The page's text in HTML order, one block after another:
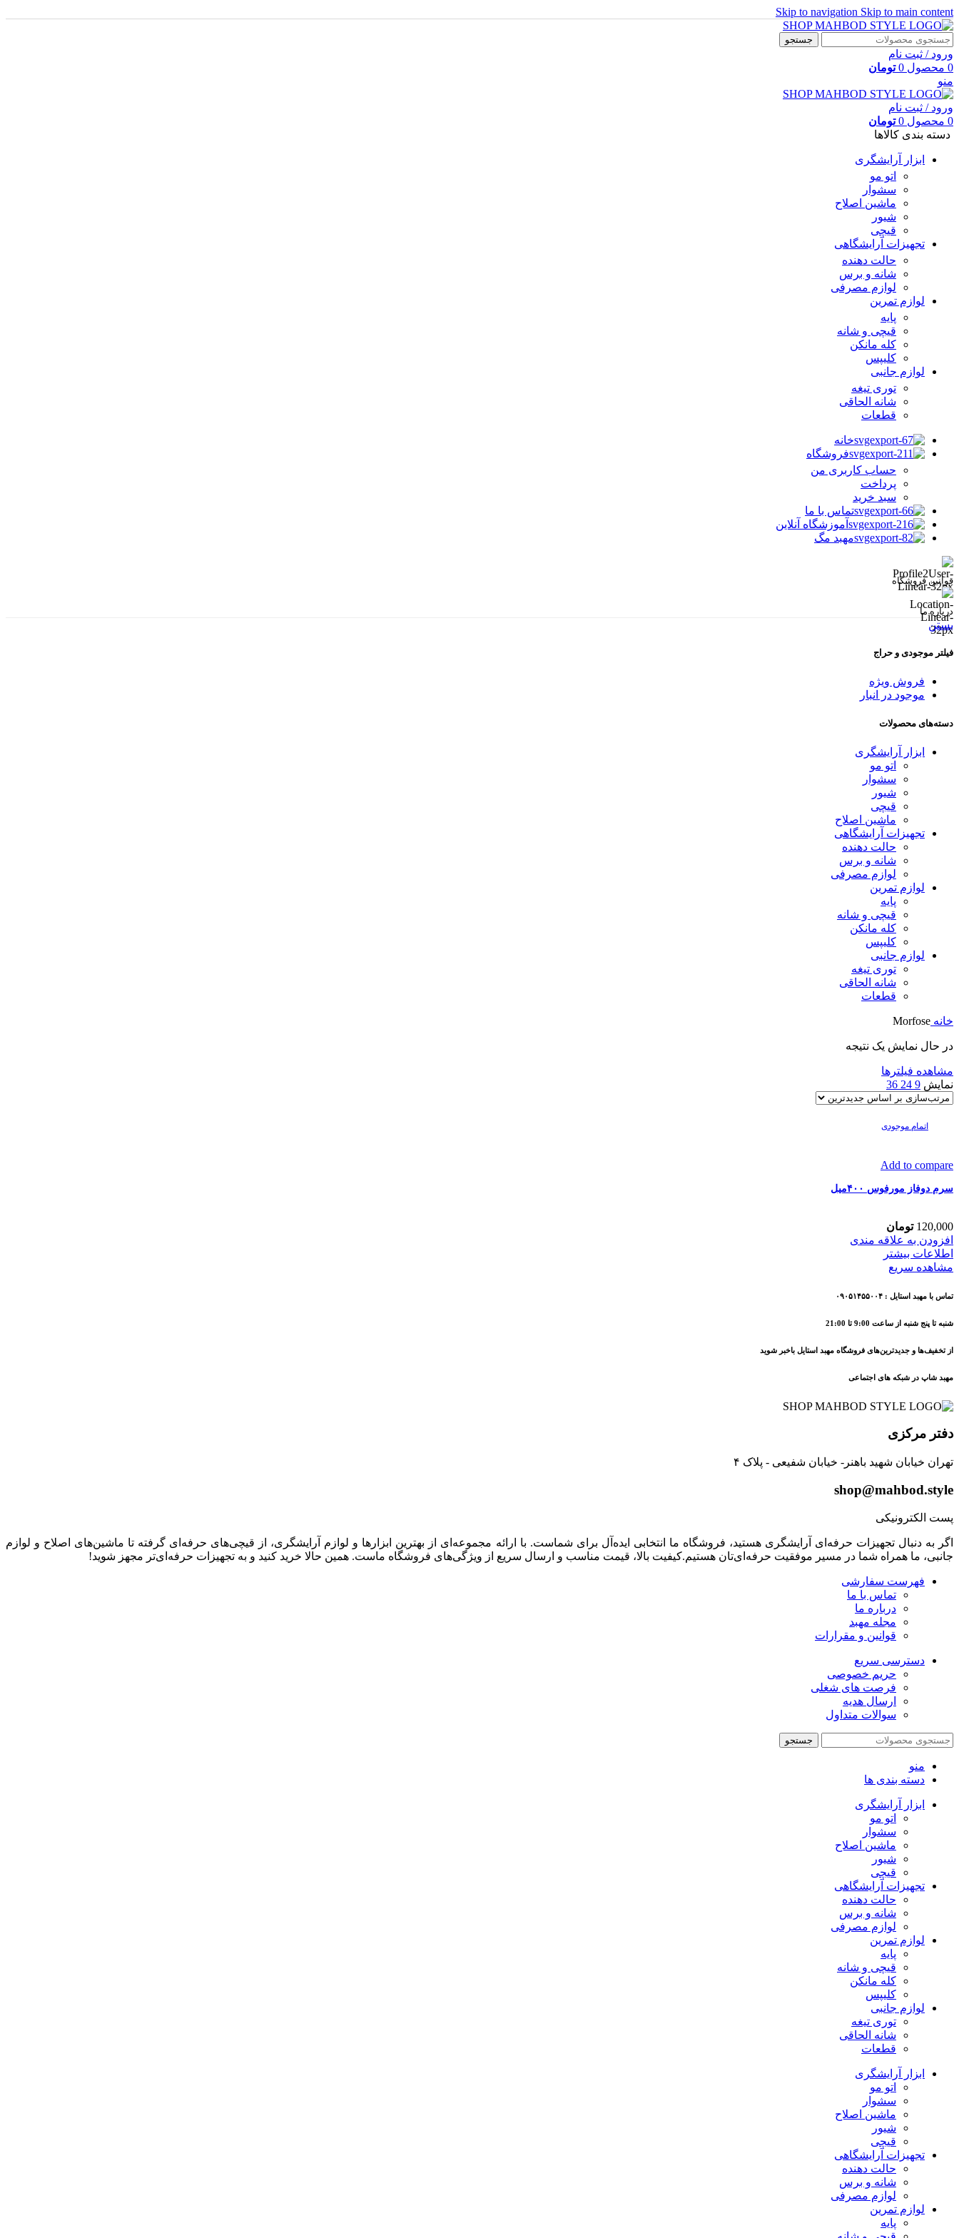
Skip to navigation Skip to main content
جستجو
ورود / ثبت نام
0 محصول 0 تومان
منو
ورود / ثبت نام
0 محصول 0 تومان
دسته بندی کالاها
ابزار آرایشگری
اتو مو
سشوار
ماشین اصلاح
شیور
قیچی
تجهیزات آرایشگاهی
حالت دهنده
شانه و برس
لوازم مصرفی
لوازم تمرین
پایه
قیچی و شانه
کله مانکن
کلیپس
لوازم جانبی
توری تیغه
شانه الحاقی
قطعات
خانه
فروشگاه
حساب کاربری من
پرداخت
سبد خرید
تماس با ما
آموزشگاه آنلاین
مهبد مگ
قوانین فروشگاه
درباره ما
بستن
فیلتر موجودی و حراج
فروش ویژه
موجود در انبار
دسته‌های محصولات
ابزار آرایشگری
اتو مو
سشوار
شیور
قیچی
ماشین اصلاح
تجهیزات آرایشگاهی
حالت دهنده
شانه و برس
لوازم مصرفی
لوازم تمرین
پایه
قیچی و شانه
کله مانکن
کلیپس
لوازم جانبی
توری تیغه
شانه الحاقی
قطعات
خانه Morfose
در حال نمایش یک نتیجه
مشاهده فیلترها
نمایش 9
24
36
اتمام موجودی
Add to compare
سرم دوفاز مورفوس ۴۰۰میل
120,000 تومان
افزودن به علاقه مندی
اطلاعات بیشتر
مشاهده سریع
تماس با مهبد استایل : ۰۹۰۵۱۴۵۵۰۰۴
شنبه تا پنج شنبه از ساعت 9:00 تا 21:00
از تخفیف‌ها و جدیدترین‌های فروشگاه مهبد استایل باخبر شوید
مهبد شاپ در شبکه های اجتماعی
دفتر مرکزی
تهران خیابان شهید باهنر- خیابان شفیعی - پلاک ۴
shop@mahbod.style
پست الکترونیکی
اگر به دنبال تجهیزات حرفه‌ای آرایشگری هستید، فروشگاه ما انتخابی ایده‌آل برای شماست. با ارائه مجموعه‌ای از بهترین ابزارها و لوازم آرایشگری، از قیچی‌های حرفه‌ای گرفته تا ماشین‌های اصلاح و لوازم
جانبی، ما همراه شما در مسیر موفقیت حرفه‌ای‌تان هستیم.کیفیت بالا، قیمت مناسب و ارسال سریع از ویژگی‌های فروشگاه ماست. همین حالا خرید کنید و به تجهیزات حرفه‌ای‌تر مجهز شوید!
فهرست سفارشی
تماس با ما
درباره ما
مجله مهبد
قوانین و مقرارات
دسترسی سریع
حریم خصوصی
فرصت های شغلی
ارسال هدیه
سوالات متداول
جستجو
منو
دسته بندی ها
ابزار آرایشگری
اتو مو
سشوار
ماشین اصلاح
شیور
قیچی
تجهیزات آرایشگاهی
حالت دهنده
شانه و برس
لوازم مصرفی
لوازم تمرین
پایه
قیچی و شانه
کله مانکن
کلیپس
لوازم جانبی
توری تیغه
شانه الحاقی
قطعات
ابزار آرایشگری
اتو مو
سشوار
ماشین اصلاح
شیور
قیچی
تجهیزات آرایشگاهی
حالت دهنده
شانه و برس
لوازم مصرفی
لوازم تمرین
پایه